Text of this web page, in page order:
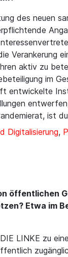
des neuen
Verankerung
aktiv zu
im
entwickelte
ist
Digitalisierung,
Etwa im
LINKE zu